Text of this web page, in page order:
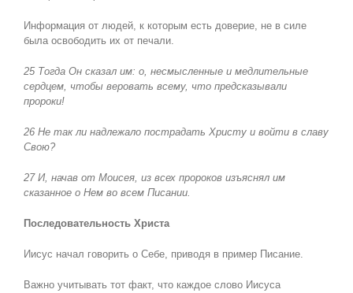
Информация от людей, к которым есть доверие, не в силе
была освободить их от печали.
25 Тогда Он сказал им: о, несмысленные и медлительные
сердцем, чтобы веровать всему, что предсказывали
пророки!
26 Не так ли надлежало пострадать Христу и войти в славу
Свою?
27 И, начав от Моисея, из всех пророков изъяснял им
сказанное о Нем во всем Писании.
Последовательность Христа
Иисус начал говорить о Себе, приводя в пример Писание.
Важно учитывать тот факт, что каждое слово Иисуса